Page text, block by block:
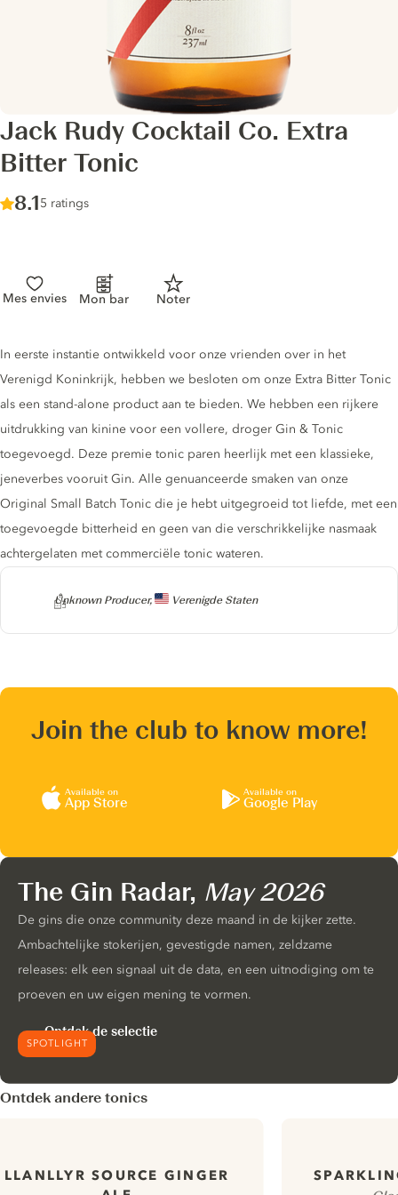
Jack Rudy Cocktail Co. Extra
Bitter Tonic
Score :
8.1/ 10
5 ratings
Mes envies Mon bar Noter
Producer
Unknown Producer, Verenigde Staten
Tonic description
In eerste instantie ontwikkeld voor onze vrienden over in het
Verenigd Koninkrijk, hebben we besloten om onze Extra Bitter Tonic
als een stand-alone product aan te bieden. We hebben een rijkere
uitdrukking van kinine voor een vollere, droger Gin & Tonic
toegevoegd. Deze premie tonic paren heerlijk met een klassieke,
jeneverbes vooruit Gin. Alle genuanceerde smaken van onze
Original Small Batch Tonic die je hebt uitgegroeid tot liefde, met een
toegevoegde bitterheid en geen van die verschrikkelijke nasmaak
achtergelaten met commerciële tonic wateren.
Join the club to know more!
Available on
App Store
Available on
Google Play
SPOTLIGHT
The Gin Radar, May 2026
De gins die onze community deze maand in de kijker zette.
Ambachtelijke stokerijen, gevestigde namen, zeldzame
releases: elk een signaal uit de data, en een uitnodiging om te
proeven en uw eigen mening te vormen.
Ontdek de selectie
Ontdek andere tonics
LLANLLYR SOURCE GINGER